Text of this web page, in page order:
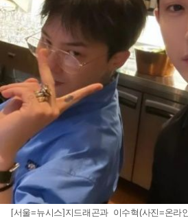
[서울=뉴시스]지드래곤과 이수혁(사진=온라